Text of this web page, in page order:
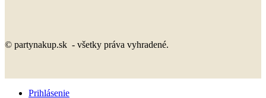
© partynakup.sk - všetky práva vyhradené.
Prihlásenie